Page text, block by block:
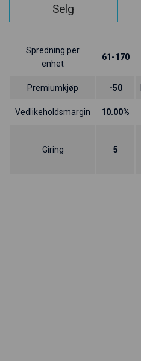
Selg
Spredning per
enhet
61-170
Premiumkjøp -50
Vedlikeholdsmargin 10.00%
Giring 5